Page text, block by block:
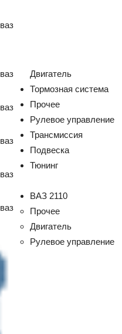
Двигатель
Тормозная система
Прочее
Рулевое управление
Трансмиссия
Подвеска
Тюнинг
ВАЗ 2110
Прочее
Двигатель
Рулевое управление